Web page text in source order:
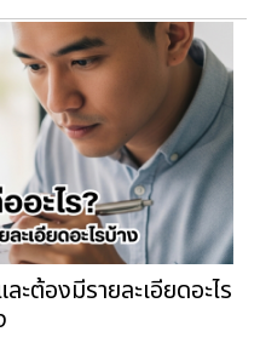
ะต้องมีรายละเอียดอะไร